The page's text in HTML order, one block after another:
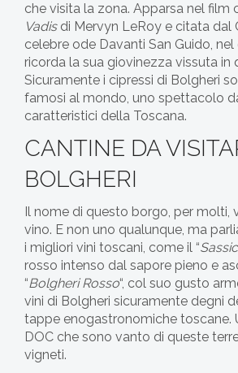
che visita la zona. Apparsa nel film
Vadisdi Mervyn LeRoy e citata dal
celebre ode Davanti San Guido,
ricorda la sua giovinezza vissuta in
Sicuramente i cipressi di Bolgheri
famosi al mondo, uno spettacolo
caratteristici della Toscana.
CANTINE DA
BOLGHERI
Il nome di questo borgo, per molti,
vino. E non uno qualunque, ma
i migliori vini toscani, come il “
rosso intenso dal sapore pieno e
“Bolgheri Rosso“, col suo gusto
vini di Bolgheri sicuramente degni
tappe enogastronomiche toscane.
DOC che sono vanto di queste
vigneti.